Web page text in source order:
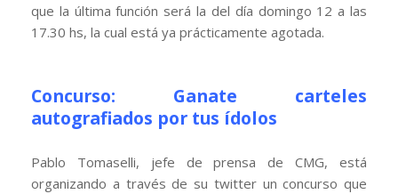
que la última función será la del día domingo 12 a las
17.30 hs, la cual está ya prácticamente agotada.
Concurso: Ganate carteles
autografiados por tus ídolos
Pablo Tomaselli, jefe de prensa de CMG, está
organizando a través de su twitter un concurso que